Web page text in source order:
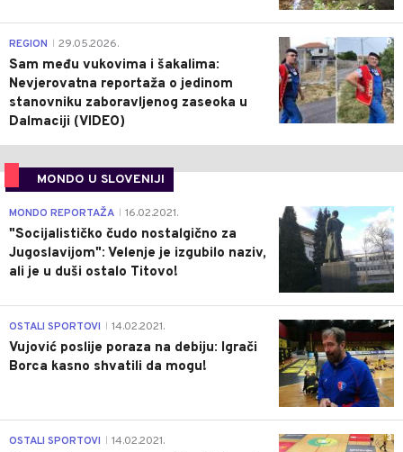
0
REGION 29.05.2026.
Sam među vukovima i šakalima:
Nevjerovatna reportaža o jedinom
stanovniku zaboravljenog zaseoka u
Dalmaciji (VIDEO)
MONDO U SLOVENIJI
4
MONDO REPORTAŽA 16.02.2021.
"Socijalističko čudo nostalgično za
Jugoslavijom": Velenje je izgubilo naziv,
ali je u duši ostalo Titovo!
1
OSTALI SPORTOVI 14.02.2021.
Vujović poslije poraza na debiju: Igrači
Borca kasno shvatili da mogu!
3
OSTALI SPORTOVI 14.02.2021.